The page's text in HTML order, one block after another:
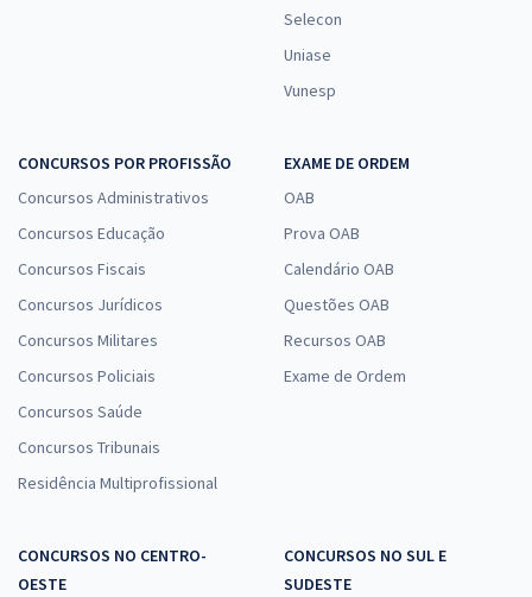
Selecon
Uniase
Vunesp
CONCURSOS POR PROFISSÃO
Concursos Administrativos
Concursos Educação
Concursos Fiscais
Concursos Jurídicos
Concursos Militares
Concursos Policiais
Concursos Saúde
Concursos Tribunais
Residência Multiprofissional
EXAME DE ORDEM
OAB
Prova OAB
Calendário OAB
Questões OAB
Recursos OAB
Exame de Ordem
CONCURSOS NO CENTRO-
OESTE
CONCURSOS NO SUL E
SUDESTE